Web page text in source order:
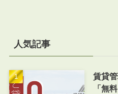
人気記事
賃貸
「無